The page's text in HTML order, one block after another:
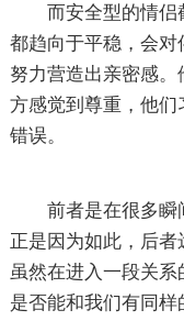
而安全型的情侣
都趋向于平稳，会对
努力营造出亲密感
方感觉到尊重，他
错误。
前者是在很多瞬
正是因为如此，后者
虽然在进入一段关系
是否能和我们有同